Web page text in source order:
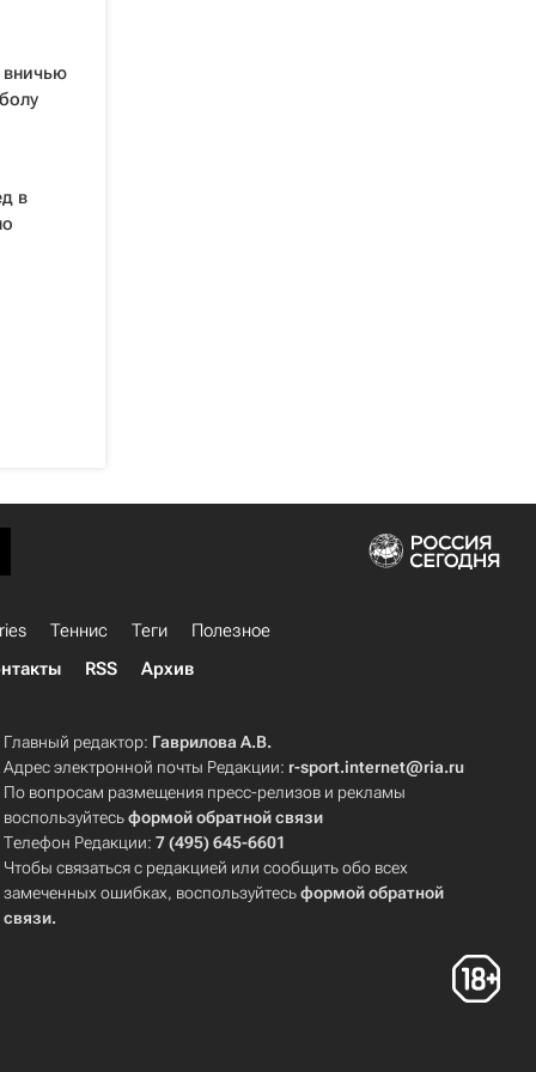
вничью
в
Теннис Теги
Полезное
RSS Архив
Главный редактор: Гаврилова А.В.
Адрес электронной почты Редакции: r-sport.internet@ria.ru
По вопросам размещения пресс-релизов и рекламы
воспользуйтесьформой обратной связи
Телефон Редакции:7 (495) 645-6601
Чтобы связаться с редакцией или сообщить обо всех
замеченных ошибках, воспользуйтесьформой обратной
связи.